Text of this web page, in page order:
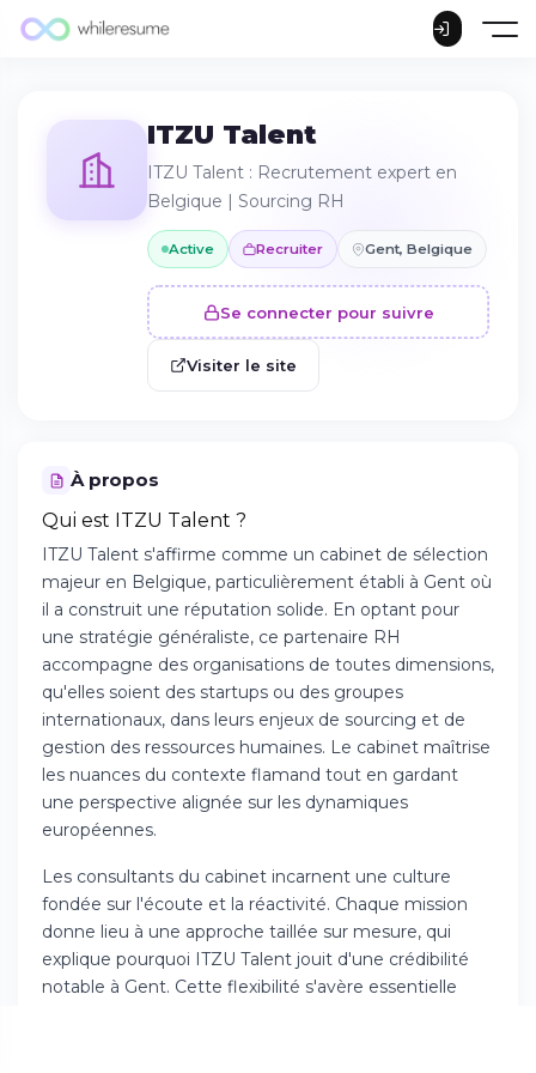
ITZU Talent
ITZU Talent : Recrutement expert en
Belgique | Sourcing RH
Active Recruiter Gent, Belgique
Se connecter pour suivre
Visiter le site
À propos
Qui est ITZU Talent ?
ITZU Talent s'affirme comme un cabinet de sélection
majeur en Belgique, particulièrement établi à Gent où
il a construit une réputation solide. En optant pour
une stratégie généraliste, ce partenaire RH
accompagne des organisations de toutes dimensions,
qu'elles soient des startups ou des groupes
internationaux, dans leurs enjeux de sourcing et de
gestion des ressources humaines. Le cabinet maîtrise
les nuances du contexte flamand tout en gardant
une perspective alignée sur les dynamiques
européennes.
Les consultants du cabinet incarnent une culture
fondée sur l'écoute et la réactivité. Chaque mission
donne lieu à une approche taillée sur mesure, qui
explique pourquoi ITZU Talent jouit d'une crédibilité
notable à Gent. Cette flexibilité s'avère essentielle